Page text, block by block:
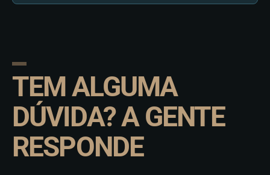
TEM ALGUMA
DÚVIDA? A GENTE
RESPONDE